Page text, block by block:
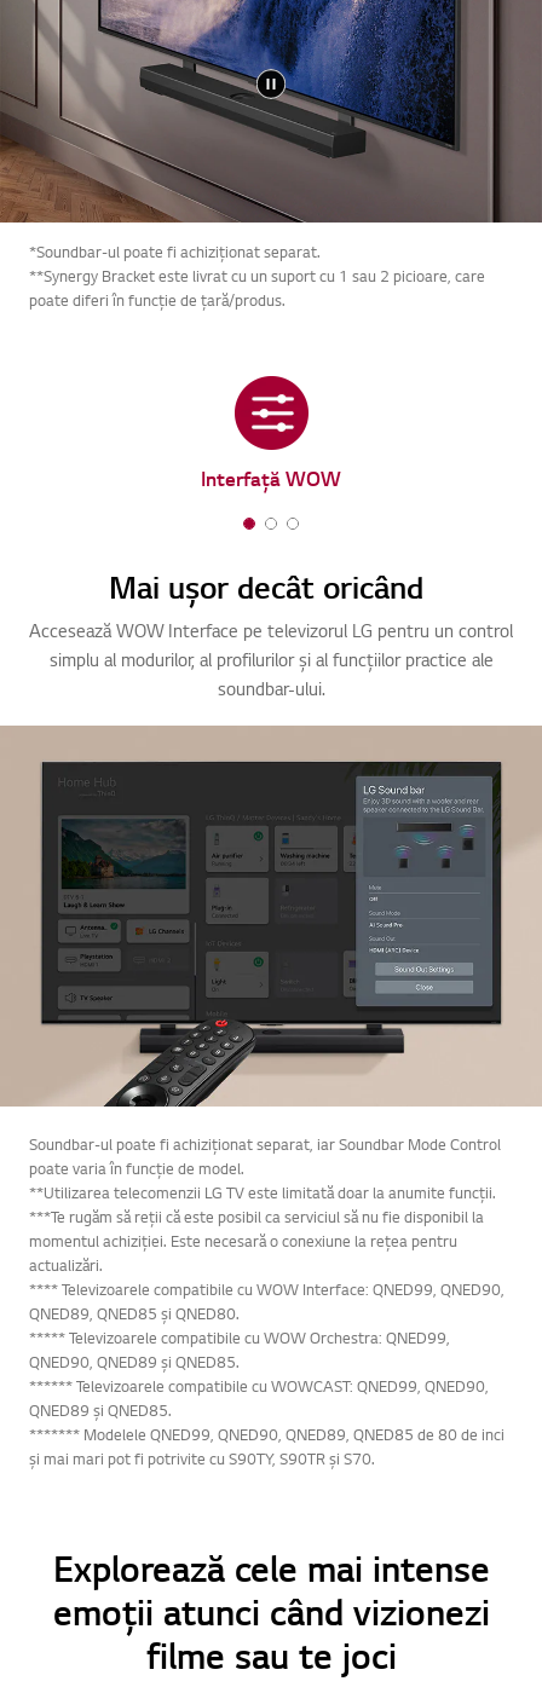
*Soundbar-ul poate fi achiziționat separat.
**Synergy Bracket este livrat cu un suport cu 1 sau 2 picioare, care
poate diferi în funcție de țară/produs.
Interfață WOW
1
f
2
f
3
f
Mai ușor decât oricând
Accesează WOW Interface pe televizorul LG pentru un control
simplu al modurilor, al profilurilor și al funcțiilor practice ale
soundbar-ului.
Soundbar-ul poate fi achiziționat separat, iar Soundbar Mode Control
poate varia în funcție de model.
**Utilizarea telecomenzii LG TV este limitată doar la anumite funcții.
***Te rugăm să reții că este posibil ca serviciul să nu fie disponibil la
momentul achiziției. Este necesară o conexiune la rețea pentru
actualizări.
**** Televizoarele compatibile cu WOW Interface: QNED99, QNED90,
QNED89, QNED85 și QNED80.
***** Televizoarele compatibile cu WOW Orchestra: QNED99,
QNED90, QNED89 și QNED85.
****** Televizoarele compatibile cu WOWCAST: QNED99, QNED90,
QNED89 și QNED85.
******* Modelele QNED99, QNED90, QNED89, QNED85 de 80 de inci
și mai mari pot fi potrivite cu S90TY, S90TR și S70.
Explorează cele mai intense
emoții atunci când vizionezi
filme sau te joci
Online Chat